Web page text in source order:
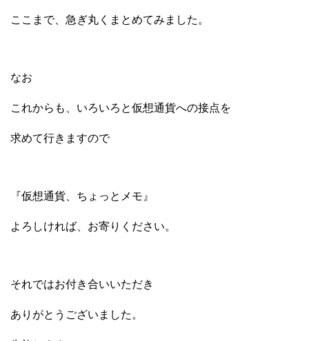
ここまで、急ぎ丸くまとめてみました。
なお
これからも、いろいろと仮想通貨への接点を
求めて行きますので
『仮想通貨、ちょっとメモ』
よろしければ、お寄りください。
それではお付き合いいただき
ありがとうございました。